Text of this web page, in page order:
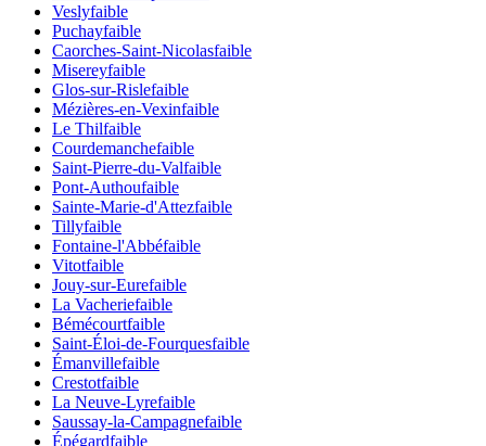
Veslyfaible
Puchayfaible
Caorches-Saint-Nicolasfaible
Misereyfaible
Glos-sur-Rislefaible
Mézières-en-Vexinfaible
Le Thilfaible
Courdemanchefaible
Saint-Pierre-du-Valfaible
Pont-Authoufaible
Sainte-Marie-d'Attezfaible
Tillyfaible
Fontaine-l'Abbéfaible
Vitotfaible
Jouy-sur-Eurefaible
La Vacheriefaible
Bémécourtfaible
Saint-Éloi-de-Fourquesfaible
Émanvillefaible
Crestotfaible
La Neuve-Lyrefaible
Saussay-la-Campagnefaible
Épégardfaible